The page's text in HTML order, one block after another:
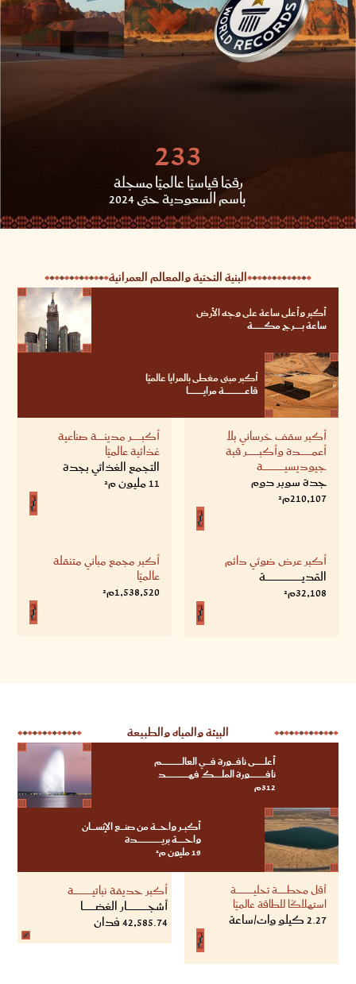
233
رقمًا قياسيًا عالميًا مسجلة
باسم السعودية حتى 2024
البنية التحتية والمعالم العمرانية
أكبر وأعلى ساعة على وجه الأرض
ساعة بــــــــــرج مكــــــــــــــة
أكبر مبنى مغطى بالمرايا عالميًا
قاعــــــــــــــــــــــــــة مرايـــــــــــــــــــا
أكبر سقف خرساني بلا
أعمــــــــــــــدة وأكبـــــــــــــــر قبة
جيوديسيـــــــــــــــــــــــــــة
جدة سوبر دوم
210,107م²
أكبــــــــــــر مدينـــــــــة صناعية
غذائية عالميًا
التجمع الغذائي بجدة
11 مليون م²
أكبر عرض ضوئي دائم
القديــــــــــــــــــــــــــــــــــــــــــــــة
32,108م²
أكبر مجمع مباني متنقلة
عالميًا
1,538,520م²
البيئة والمياه والطبيعة
أعلــــــــــــى نافــــــورة فــــــي العالــــــــــــــــــــــــــم
نافــــــــــــــــــــورة الملــــــــــك فهــــــــــــــــــــــــــــد
312م
أكبــــر واحــــــة من صنــــــع الإنســــــان
واحــــــــــة بريــــــــــــــــــــــــــــــدة
19 مليون م²
أقل محطــــــــــــة تحليــــــــــــــــــــــة
استهلاكًا للطاقة عالميًا
2.27 كيلو وات/ساعة
أكبر حديقة نباتيـــــــــــــــــــــــة
أشجــــــــــــــــــــــــــار الغضـــــــــــــــا
42,585.74 فدان